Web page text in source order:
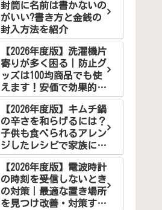
封筒に名前は書かないの
がいい?書き方と金銭の
封入方法を紹介
【2026年度版】洗濯機片
寄りが多く困る｜防止グ
ッズは100均商品でも使
えます！安価で効果的な
解決法をご紹介
【2026年度版】キムチ鍋
の辛さを和らげるには？
子供も食べられるアレン
ジしたレシピで家族に笑
顔を！
【2026年度版】電波時計
の時刻を受信しないとき
の対策｜最適な置き場所
を見つけ改善・対策する